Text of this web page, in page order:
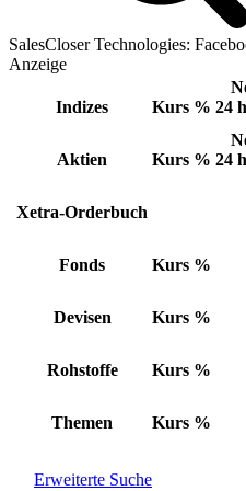
SalesCloser Technologies:
Anzeige
Indizes Kurs % 24
Aktien Kurs % 24
Xetra-Orderbuch
Fonds Kurs %
Devisen Kurs %
Rohstoffe Kurs %
Themen Kurs %
Erweiterte Suche